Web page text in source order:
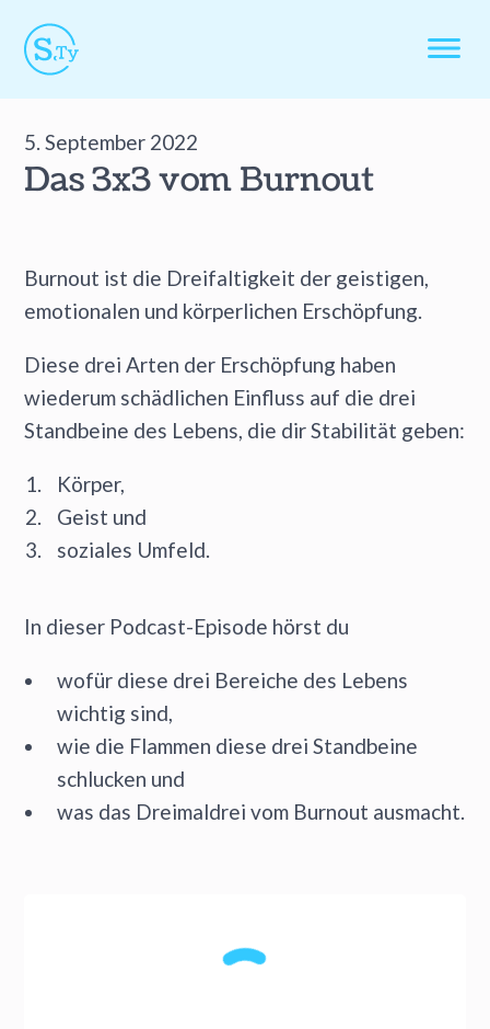
5. September 2022
Das 3x3 vom Burnout
Burnout ist die Dreifaltigkeit der geistigen,
emotionalen und körperlichen Erschöpfung.
Diese drei Arten der Erschöpfung haben
wiederum schädlichen Einfluss auf die drei
Standbeine des Lebens, die dir Stabilität geben:
Körper,
Geist und
soziales Umfeld.
In dieser Podcast-Episode hörst du
wofür diese drei Bereiche des Lebens
wichtig sind,
wie die Flammen diese drei Standbeine
schlucken und
was das Dreimaldrei vom Burnout ausmacht.